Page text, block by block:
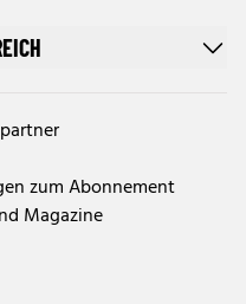
zum Abonnement
Magazine